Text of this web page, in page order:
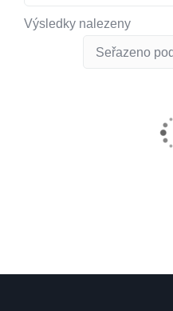
Výsledky nalezeny